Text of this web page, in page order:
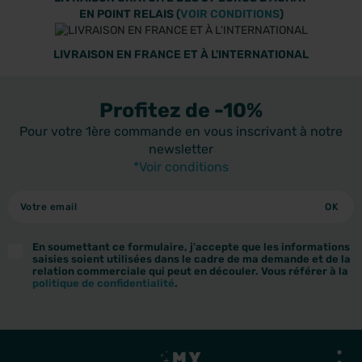
EN POINT RELAIS (VOIR CONDITIONS)
LIVRAISON EN FRANCE ET À L'INTERNATIONAL
Profitez de -10%
Pour votre 1ère commande en vous inscrivant à notre
newsletter
*Voir conditions
En soumettant ce formulaire, j'accepte que les informations
saisies soient utilisées dans le cadre de ma demande et de la
relation commerciale qui peut en découler. Vous référer à la
politique de confidentialité.